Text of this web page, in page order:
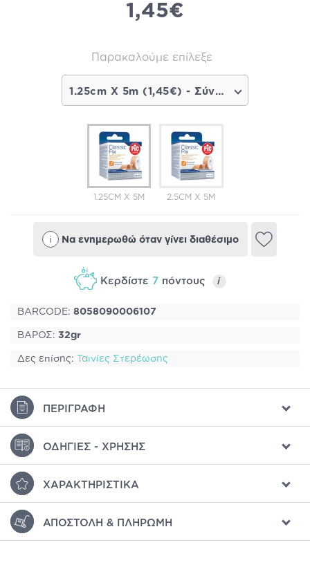
1,45€
Παρακαλούμε επίλεξε
1.25cm X 5m (1,45€) - Σύντομα διαθέσιμο
1.25CM X 5M 2.5CM X 5M
i Να ενημερωθώ όταν γίνει διαθέσιμο
Κερδίστε 7πόντους i
BARCODE: 8058090006107
ΒΑΡΟΣ: 32gr
Δες επίσης: Ταινίες Στερέωσης
ΠΕΡΙΓΡΑΦΉ
ΟΔΗΓΊΕΣ - ΧΡΉΣΗΣ
ΧΑΡΑΚΤΗΡΙΣΤΙΚΆ
ΑΠΟΣΤΟΛΉ & ΠΛΗΡΩΜΉ